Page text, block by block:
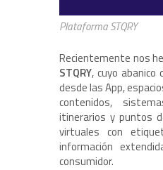
Plataforma STQRY
Recientemente nos
STQRY, cuyo abanico
desde las App,
contenidos,
itinerarios y puntos
virtuales con
información
consumidor.